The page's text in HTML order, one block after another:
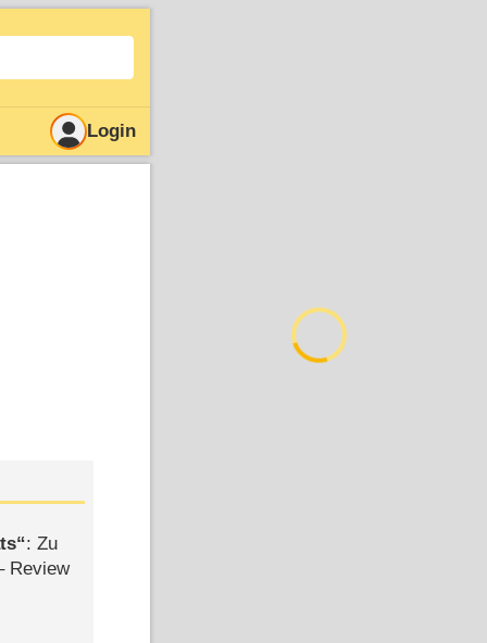
Login
: Zu
Review